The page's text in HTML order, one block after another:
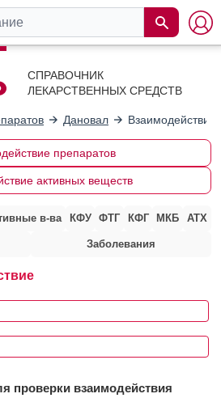
СПРАВОЧНИК
ЛЕКАРСТВЕННЫХ СРЕДСТВ
Дановал
препаратов
активных веществ
в-ва КФУ ФТГ КФГ МКБ АТХ
Заболевания
проверки взаимодействия